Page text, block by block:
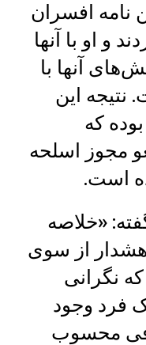
نامه افسران
و او با آنها
آنها با
نتیجه این
که
مجوز اسلحه
است.
«خلاصه
از سوی
نگرانی
فرد وجود
محسوب